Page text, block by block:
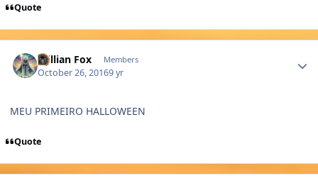
Quote
Willian Fox Members
October 26, 20169 yr
MEU PRIMEIRO HALLOWEEN
Quote